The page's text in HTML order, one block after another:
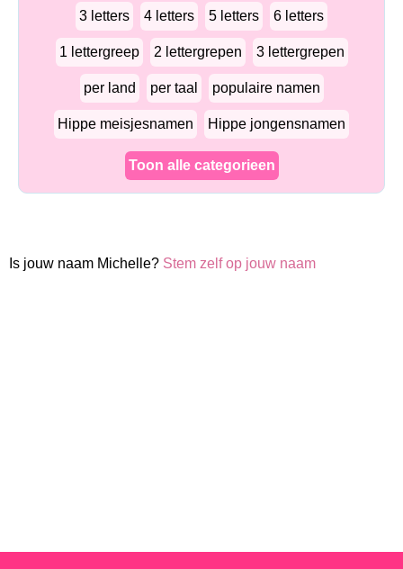
3 letters 4 letters 5 letters 6 letters
1 lettergreep 2 lettergrepen 3 lettergrepen
per land per taal populaire namen
Hippe meisjesnamen Hippe jongensnamen
Toon alle categorieen
Is jouw naam Michelle? Stem zelf op jouw naam